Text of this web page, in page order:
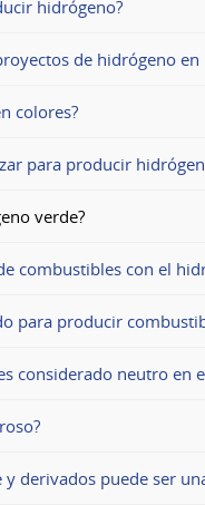
hidrógeno?
de hidrógeno en
colores?
para producir
verde?
combustibles con el
para producir
considerado neutro en
derivados puede ser